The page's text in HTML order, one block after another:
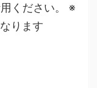
ください。 ※
ります